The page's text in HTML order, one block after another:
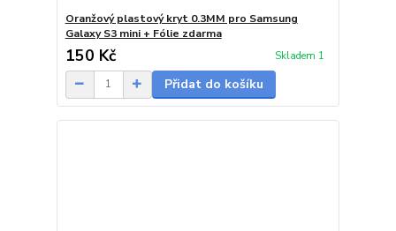
Oranžový plastový kryt 0.3MM pro Samsung
Galaxy S3 mini + Fólie zdarma
150 Kč Skladem 1
Přidat do košíku